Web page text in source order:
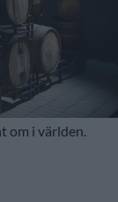
om i världen.